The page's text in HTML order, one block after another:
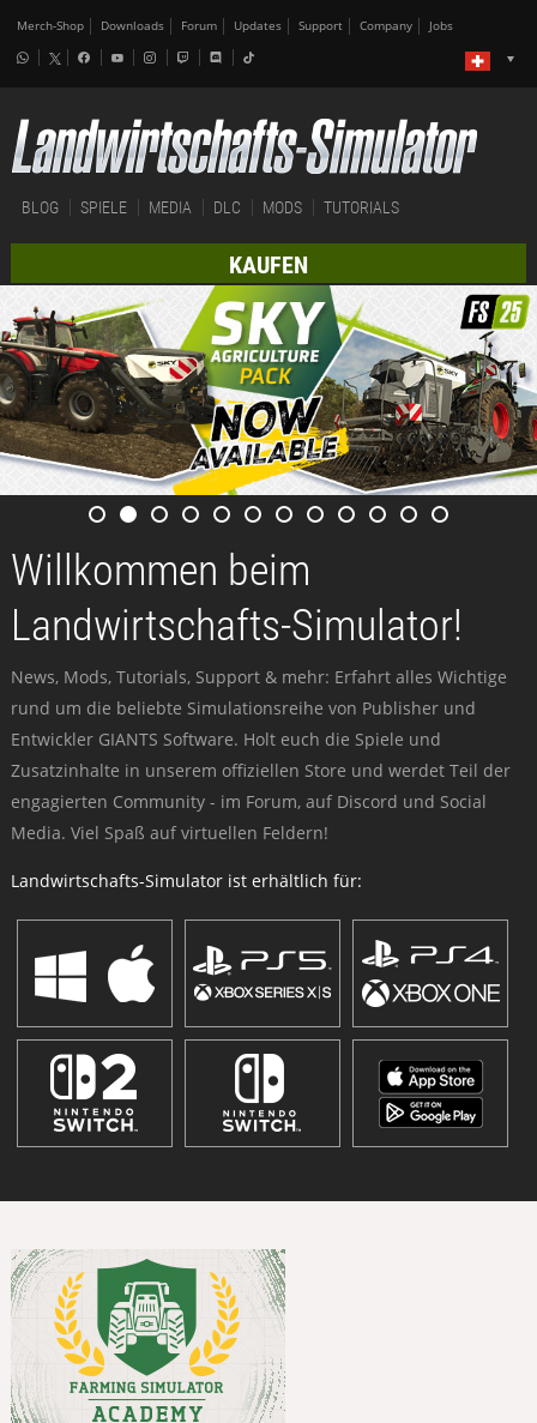
Merch-Shop Downloads Forum Updates Support Company Jobs
BLOG SPIELE MEDIA DLC MODS TUTORIALS
KAUFEN
Willkommen beim
Landwirtschafts-Simulator!
News, Mods, Tutorials, Support & mehr: Erfahrt alles Wichtige
rund um die beliebte Simulationsreihe von Publisher und
Entwickler GIANTS Software. Holt euch die Spiele und
Zusatzinhalte in unserem offiziellen Store und werdet Teil der
engagierten Community - im Forum, auf Discord und Social
Media. Viel Spaß auf virtuellen Feldern!
Landwirtschafts-Simulator ist erhältlich für: